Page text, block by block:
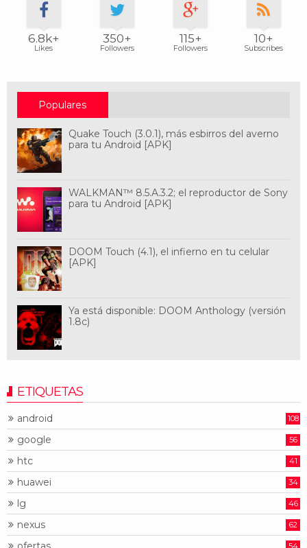
6.8k+
Likes
350+
Followers
115+
Followers
10+
Subscribes
Populares
Quake Touch (3.0.1), más esbirros del averno
para tu Android [APK]
WALKMAN™ 8.5.A.3.2; el reproductor de Sony
para tu Android [APK]
DOOM Touch (4.1), el infierno en tu celular
[APK]
Ya está disponible: DOOM Anthology (versión
1.8c)
ETIQUETAS
android 108
google 56
htc 41
huawei 34
lg 46
nexus 62
54